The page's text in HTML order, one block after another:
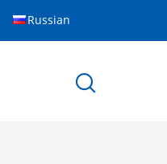
Russian